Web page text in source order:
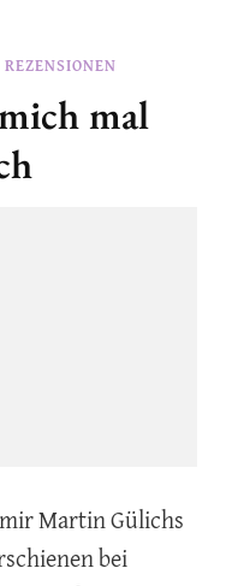
REZENSIONEN
mal
Martin Gülichs
bei